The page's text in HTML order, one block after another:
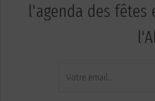
l'agenda des